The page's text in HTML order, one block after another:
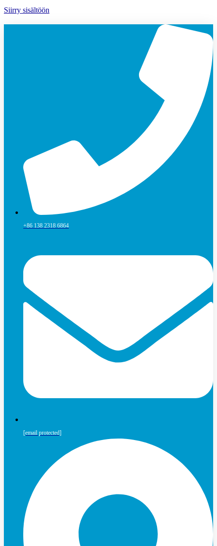
Siirry sisältöön
+86 138 2318 6864
[email protected]